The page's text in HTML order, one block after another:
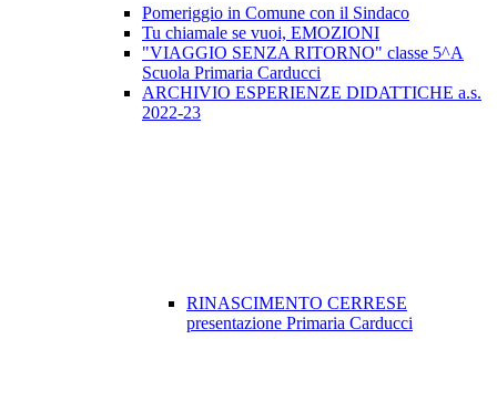
Pomeriggio in Comune con il Sindaco
Tu chiamale se vuoi, EMOZIONI
"VIAGGIO SENZA RITORNO" classe 5^A
Scuola Primaria Carducci
ARCHIVIO ESPERIENZE DIDATTICHE a.s.
2022-23
RINASCIMENTO CERRESE
presentazione Primaria Carducci